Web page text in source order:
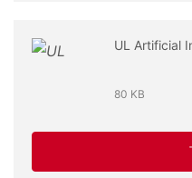
UL Artificial
80 KB